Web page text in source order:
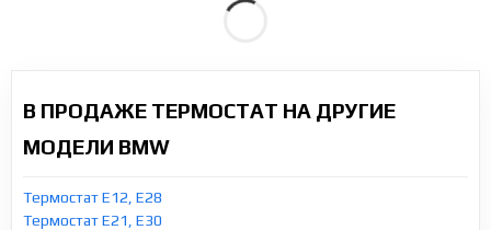
В ПРОДАЖЕ ТЕРМОСТАТ НА ДРУГИЕ
МОДЕЛИ BMW
Термостат E12, E28
Термостат E21, E30